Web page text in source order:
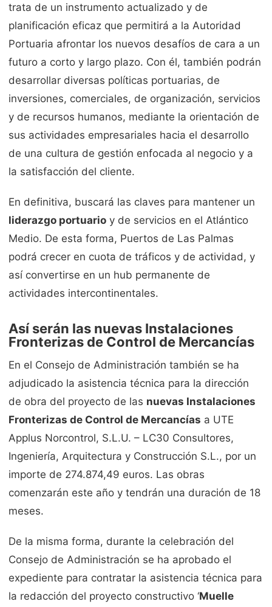
trata de un instrumento actualizado y de
planificación eficaz que permitirá a la Autoridad
Portuaria afrontar los nuevos desafíos de cara a un
futuro a corto y largo plazo. Con él, también podrán
desarrollar diversas políticas portuarias, de
inversiones, comerciales, de organización, servicios
y de recursos humanos, mediante la orientación de
sus actividades empresariales hacia el desarrollo
de una cultura de gestión enfocada al negocio y a
la satisfacción del cliente.
En definitiva, buscará las claves para mantener un
liderazgo portuario y de servicios en el Atlántico
Medio. De esta forma, Puertos de Las Palmas
podrá crecer en cuota de tráficos y de actividad, y
así convertirse en un hub permanente de
actividades intercontinentales.
Así serán las nuevas Instalaciones
Fronterizas de Control de Mercancías
En el Consejo de Administración también se ha
adjudicado la asistencia técnica para la dirección
de obra del proyecto de las nuevas Instalaciones
Fronterizas de Control de Mercancías a UTE
Applus Norcontrol, S.L.U. – LC30 Consultores,
Ingeniería, Arquitectura y Construcción S.L., por un
importe de 274.874,49 euros. Las obras
comenzarán este año y tendrán una duración de 18
meses.
De la misma forma, durante la celebración del
Consejo de Administración se ha aprobado el
expediente para contratar la asistencia técnica para
la redacción del proyecto constructivo ‘Muelle